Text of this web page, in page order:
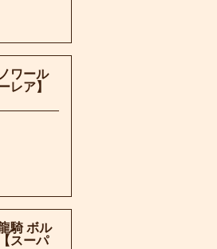
ワール
レア】
騎 ボル
スーパ